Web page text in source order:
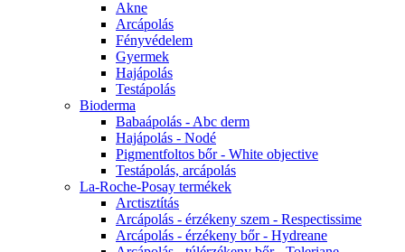
Akne
Arcápolás
Fényvédelem
Gyermek
Hajápolás
Testápolás
Bioderma
Babaápolás - Abc derm
Hajápolás - Nodé
Pigmentfoltos bőr - White objective
Testápolás, arcápolás
La-Roche-Posay termékek
Arctisztítás
Arcápolás - érzékeny szem - Respectissime
Arcápolás - érzékeny bőr - Hydreane